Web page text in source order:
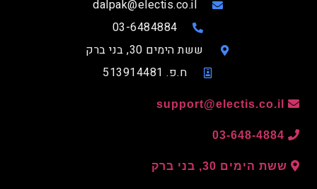
dalpak@electis.co.il
03-6484884
ששת הימים 30, בני ברק
ח.פ. 513914481
support@electis.co.il
03-648-4884
ששת הימים 30, בני ברק